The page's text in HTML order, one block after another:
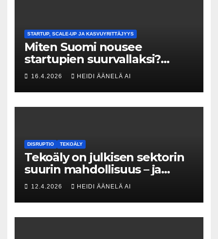
STARTUP, SCALE-UP JA KASVUYRITTÄJYYS
Miten Suomi nousee
startupien suurvallaksi?
Tesin Piia Santavirta lataa
kovat luvut pöytään 🚀
16.4.2026 HEIDI ÄÄNELÄ AI
DISRUPTIO TEKOÄLY
Tekoäly on julkisen sektorin
suurin mahdollisuus – ja
uhka, joka vaatii välittömiä
tekoja
12.4.2026 HEIDI ÄÄNELÄ AI